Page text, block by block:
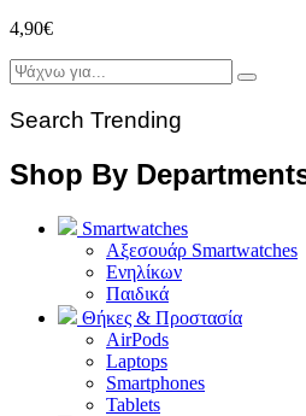
4,90€
Search Trending
Shop By
Smartwatches
Αξεσουάρ Smartwatches
Ενηλίκων
Παιδικά
Θήκες & Προστασία
AirPods
Laptops
Smartphones
Tablets